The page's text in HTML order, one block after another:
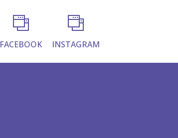
FACEBOOK INSTAGRAM